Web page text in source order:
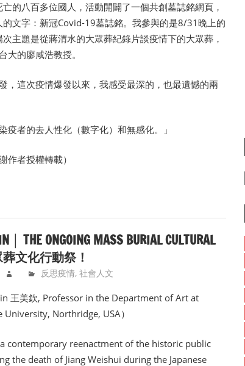
的八百多位國人，活動開闢了一個共創墓誌銘網頁，
的文字：新冠Covid-19墓誌銘。我參與的是8/31晚上的
主題是從蔣渭水的大眾葬紀錄片談疫情下的大眾葬，
的廖咸浩教授。
，這次疫情爆發以來，我感受最深的，也最遺憾的兩
者的去人性化（數字化）和無感化。」
作者授權轉載）
│ THE ONGOING MASS BURIAL CULTURAL
葬文化行動祭！
反思疫情,社會人文
王美欽, Professor in the Department of Art at
University, Northridge, USA）
contemporary reenactment of the historic public
the death of Jiang Weishui during the Japanese